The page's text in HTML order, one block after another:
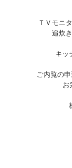
ＴＶモニ
追炊
キッ
ご内覧の
お